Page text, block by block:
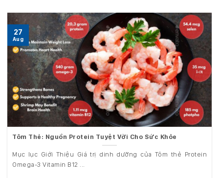
Tôm Thẻ: Nguồn Protein Tuyệt Vời Cho Sức Khỏe
Mục lục Giới Thiệu Giá trị dinh dưỡng của Tôm thẻ Protein
Omega-3 Vitamin B12 ...
27
Aug